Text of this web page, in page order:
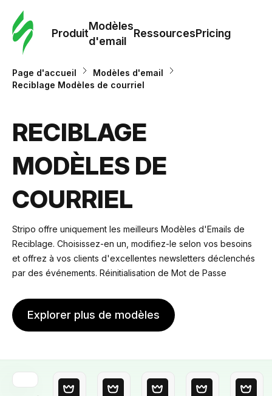
Produit
Modèles
d'email
RessourcesPricing
Page d'accueil
Modèles d'email
Reciblage Modèles de courriel
RECIBLAGE
MODÈLES DE
COURRIEL
Stripo offre uniquement les meilleurs Modèles d'Emails de
Reciblage. Choisissez-en un, modifiez-le selon vos besoins
et offrez à vos clients d'excellentes newsletters déclenchés
par des événements. Réinitialisation de Mot de Passe
Explorer plus de modèles